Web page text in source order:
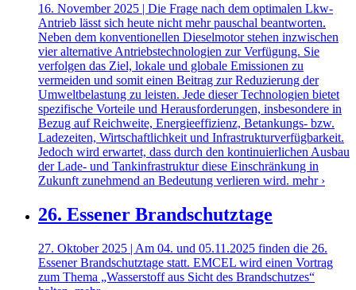
16. November 2025 | Die Frage nach dem optimalen Lkw-
Antrieb lässt sich heute nicht mehr pauschal beantworten.
Neben dem konventionellen Dieselmotor stehen inzwischen
vier alternative Antriebstechnologien zur Verfügung. Sie
verfolgen das Ziel, lokale und globale Emissionen zu
vermeiden und somit einen Beitrag zur Reduzierung der
Umweltbelastung zu leisten. Jede dieser Technologien bietet
spezifische Vorteile und Herausforderungen, insbesondere in
Bezug auf Reichweite, Energieeffizienz, Betankungs- bzw.
Ladezeiten, Wirtschaftlichkeit und Infrastrukturverfügbarkeit.
Jedoch wird erwartet, dass durch den kontinuierlichen Ausbau
der Lade- und Tankinfrastruktur diese Einschränkung in
Zukunft zunehmend an Bedeutung verlieren wird. mehr ›
26. Essener Brandschutztage
27. Oktober 2025 | Am 04. und 05.11.2025 finden die 26.
Essener Brandschutztage statt. EMCEL wird einen Vortrag
zum Thema „Wasserstoff aus Sicht des Brandschutzes“